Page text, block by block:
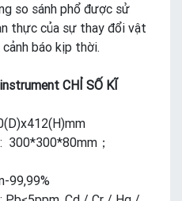
so sánh phổ được sử
thực của sự thay đổi vật
báo kịp thời.
CHỈ SỐ KĨ
300*300*80mm；
99,99%